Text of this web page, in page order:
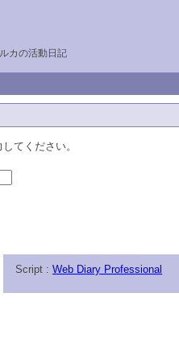
カの活動日記
てください。
Script : Web Diary Professional